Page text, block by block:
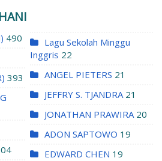
490
393
Lagu Sekolah Minggu
Inggris 22
ANGEL PIETERS 21
JEFFRY S. TJANDRA 21
JONATHAN PRAWIRA 20
ADON SAPTOWO 19
EDWARD CHEN 19